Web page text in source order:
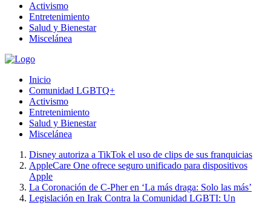
Activismo
Entretenimiento
Salud y Bienestar
Miscelánea
Inicio
Comunidad LGBTQ+
Activismo
Entretenimiento
Salud y Bienestar
Miscelánea
Disney autoriza a TikTok el uso de clips de sus franquicias
AppleCare One ofrece seguro unificado para dispositivos
Apple
La Coronación de C-Pher en ‘La más draga: Solo las más’
Legislación en Irak Contra la Comunidad LGBTI: Un